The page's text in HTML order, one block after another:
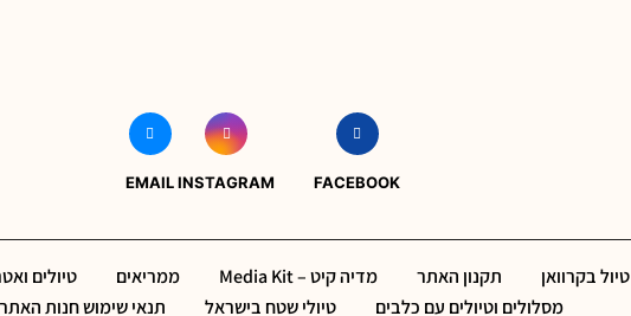
FACEBOOK
INSTAGRAM
EMAIL
טיול בקרוואן תקנון האתר מדיה קיט – Media Kit ממריאים טיולים
מסלולים וטיולים עם כלבים
טיולי שטח בישראל תנאי שימוש חנות האתר